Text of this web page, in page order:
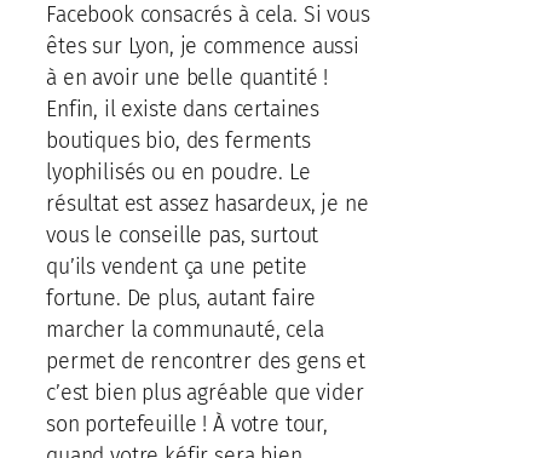
Facebook consacrés à cela. Si vous
êtes sur Lyon, je commence aussi
à en avoir une belle quantité !
Enfin, il existe dans certaines
boutiques bio, des ferments
lyophilisés ou en poudre. Le
résultat est assez hasardeux, je ne
vous le conseille pas, surtout
qu’ils vendent ça une petite
fortune. De plus, autant faire
marcher la communauté, cela
permet de rencontrer des gens et
c’est bien plus agréable que vider
son portefeuille ! À votre tour,